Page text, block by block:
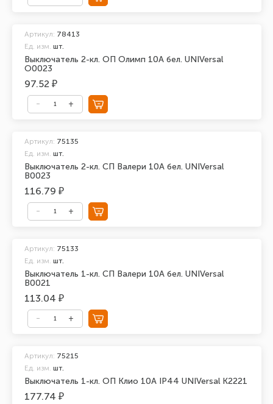
Выключатель 2-кл. ОП Олимп 10А бел. UNIVersal
О0023
Артикул: 78413
Ед. изм. шт.
97.52 ₽
Выключатель 2-кл. СП Валери 10А бел. UNIVersal
В0023
Артикул: 75135
Ед. изм. шт.
116.79 ₽
Выключатель 1-кл. СП Валери 10А бел. UNIVersal
В0021
Артикул: 75133
Ед. изм. шт.
113.04 ₽
Выключатель 1-кл. ОП Клио 10А IP44 UNIVersal К2221
Артикул: 75215
Ед. изм. шт.
177.74 ₽